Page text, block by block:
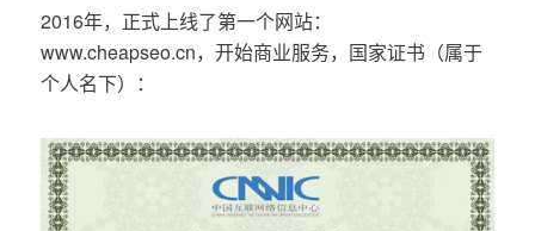
2016年，正式上线了第一个网站：
www.cheapseo.cn，开始商业服务，国家证书（属于
个人名下）：